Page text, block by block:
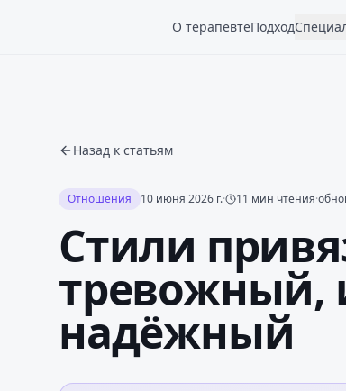
О терапевтеПодход
Назад к статьям
Отношения 10 июня 2026 г.· 11 мин чтения·
Стили
тревожный,
надёжный